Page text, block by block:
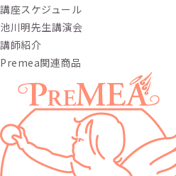
講座スケジュール
池川明先生講演会
講師紹介
Premea関連商品